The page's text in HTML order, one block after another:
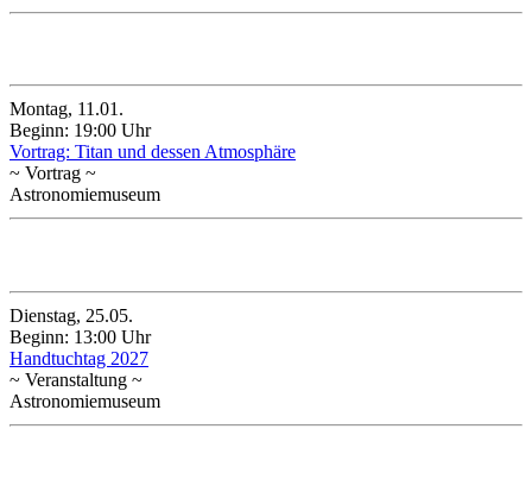
Montag, 11.01.
Beginn: 19:00 Uhr
Vortrag: Titan und dessen Atmosphäre
~ Vortrag ~
Astronomiemuseum
Dienstag, 25.05.
Beginn: 13:00 Uhr
Handtuchtag 2027
~ Veranstaltung ~
Astronomiemuseum